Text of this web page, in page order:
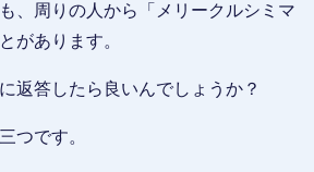
、周りの人から「メリークルシミマ
があります。
返答したら良いんでしょうか？
つです。